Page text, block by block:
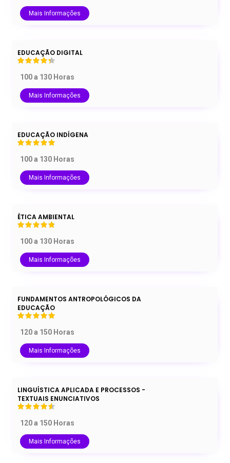
Mais Informações
EDUCAÇÃO DIGITAL
100 a 130 Horas
Mais Informações
EDUCAÇÃO INDÍGENA
100 a 130 Horas
Mais Informações
ÉTICA AMBIENTAL
100 a 130 Horas
Mais Informações
FUNDAMENTOS ANTROPOLÓGICOS DA
EDUCAÇÃO
120 a 150 Horas
Mais Informações
LINGUÍSTICA APLICADA E PROCESSOS -
TEXTUAIS ENUNCIATIVOS
120 a 150 Horas
Mais Informações